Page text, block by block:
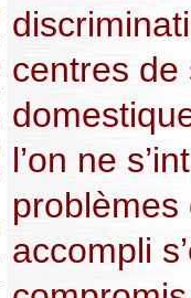
centres de
l’on ne
accompli